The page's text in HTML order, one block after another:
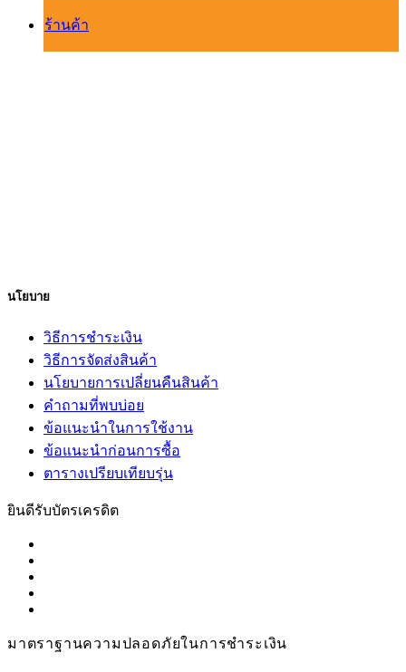
ร้านค้า
นโยบาย
วิธีการชำระเงิน
วิธีการจัดส่งสินค้า
นโยบายการเปลี่ยนคืนสินค้า
คำถามที่พบบ่อย
ข้อแนะนำในการใช้งาน
ข้อแนะนำก่อนการซื้อ
ตารางเปรียบเทียบรุ่น
ยินดีรับบัตรเครดิต
มาตราฐานความปลอดภัยในการชำระเงิน